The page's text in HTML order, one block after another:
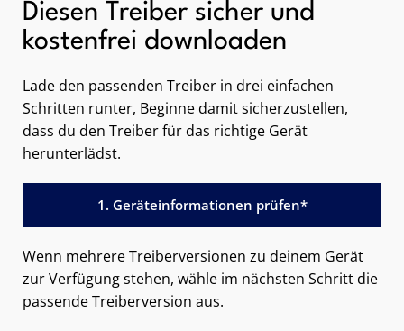
Diesen Treiber sicher und
kostenfrei downloaden
Lade den passenden Treiber in drei einfachen
Schritten runter, Beginne damit sicherzustellen,
dass du den Treiber für das richtige Gerät
herunterlädst.
1. Geräteinformationen prüfen*
Wenn mehrere Treiberversionen zu deinem Gerät
zur Verfügung stehen, wähle im nächsten Schritt die
passende Treiberversion aus.